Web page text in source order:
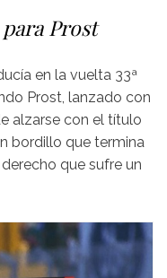
Prost
en la vuelta 33ª
Prost, lanzado con
alzarse con el título
bordillo que termina
que sufre un